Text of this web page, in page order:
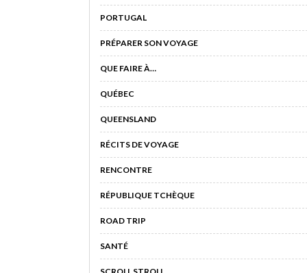
PORTUGAL
PRÉPARER SON VOYAGE
QUE FAIRE À…
QUÉBEC
QUEENSLAND
RÉCITS DE VOYAGE
RENCONTRE
RÉPUBLIQUE TCHÈQUE
ROAD TRIP
SANTÉ